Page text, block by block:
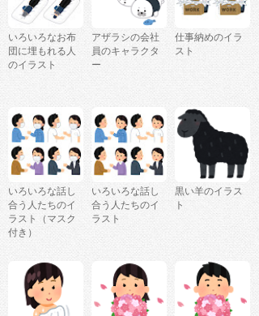
いろいろなお布
団に埋もれる人
のイラスト
アザラシの会社
員のキャラクタ
ー
仕事納めのイラ
スト
いろいろな話し
合う人たちのイ
ラスト（マスク
付き）
いろいろな話し
合う人たちのイ
ラスト
黒い羊のイラス
ト